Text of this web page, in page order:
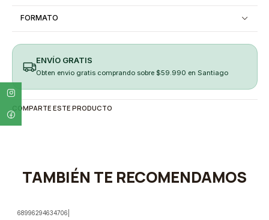
FORMATO
ENVÍO GRATIS
Obten envio gratis comprando sobre $59.990 en Santiago
COMPARTE ESTE PRODUCTO
TAMBIÉN TE RECOMENDAMOS
68996294634706